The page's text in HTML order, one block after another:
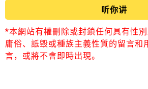
听你讲
*本網站有權刪除或封鎖任何具有性別
庸俗、詆毀或種族主義性質的留言和
言，或將不會即時出現。